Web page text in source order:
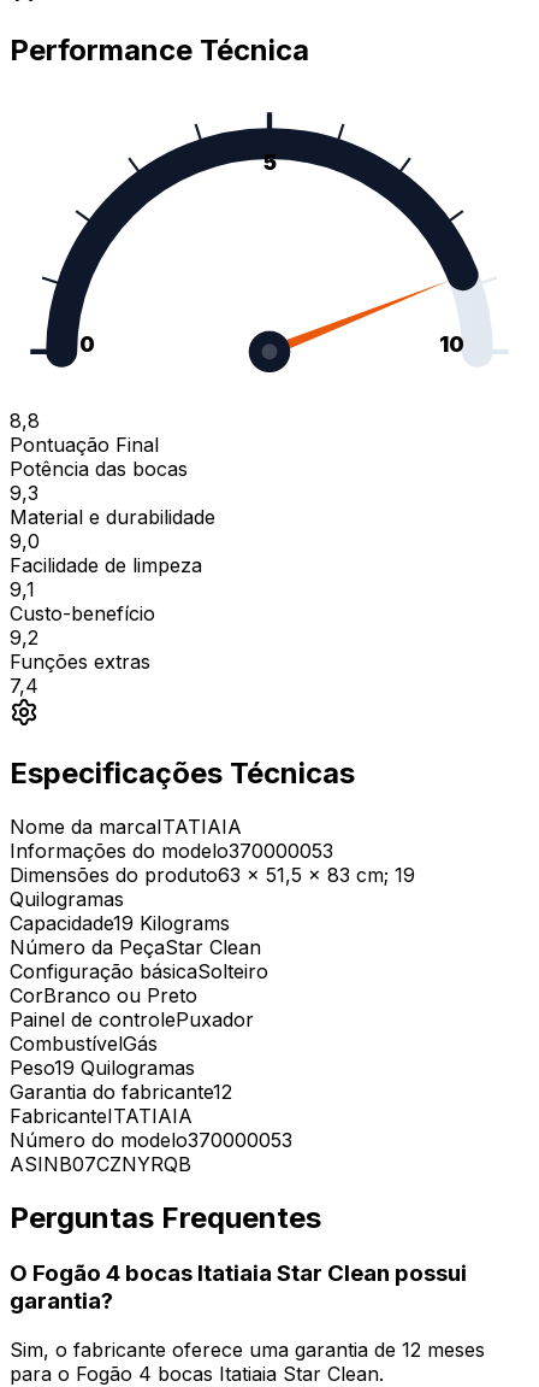
Performance Técnica
0
5
10
8,8
Pontuação Final
Potência das bocas
9,3
Material e durabilidade
9,0
Facilidade de limpeza
9,1
Custo-benefício
9,2
Funções extras
7,4
Especificações Técnicas
Nome da marca‎ITATIAIA
Informações do modelo‎370000053
Dimensões do produto‎63 x 51,5 x 83 cm; 19
Quilogramas
Capacidade‎19 Kilograms
Número da Peça‎Star Clean
Configuração básica‎Solteiro
Cor‎Branco ou Preto
Painel de controle‎Puxador
Combustível‎Gás
Peso‎19 Quilogramas
Garantia do fabricante‎12
Fabricante‎ITATIAIA
Número do modelo‎370000053
ASIN‎B07CZNYRQB
Perguntas Frequentes
O Fogão 4 bocas Itatiaia Star Clean possui
garantia?
Sim, o fabricante oferece uma garantia de 12 meses
para o Fogão 4 bocas Itatiaia Star Clean.